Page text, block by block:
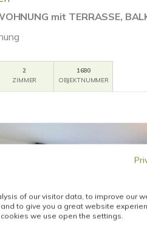
mit TERRASSE,
2
ZIMMER
1680
OBJEKTNUMMER
of our visitor data, to improve our
to give you a great website
we use open the settings.